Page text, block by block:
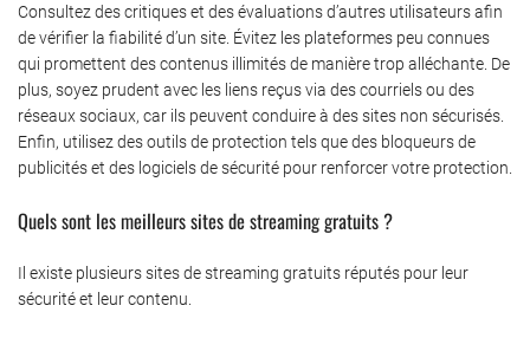
Consultez des critiques et des évaluations d’autres utilisateurs afin
de vérifier la fiabilité d’un site. Évitez les plateformes peu connues
qui promettent des contenus illimités de manière trop alléchante. De
plus, soyez prudent avec les liens reçus via des courriels ou des
réseaux sociaux, car ils peuvent conduire à des sites non sécurisés.
Enfin, utilisez des outils de protection tels que des bloqueurs de
publicités et des logiciels de sécurité pour renforcer votre protection.
Quels sont les meilleurs sites de streaming gratuits ?
Il existe plusieurs sites de streaming gratuits réputés pour leur
sécurité et leur contenu.